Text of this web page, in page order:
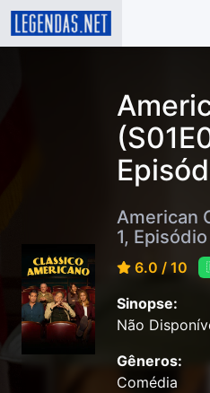
American
1,
6.0 / 10
Sinopse:
Não
Gêneros:
Comédia